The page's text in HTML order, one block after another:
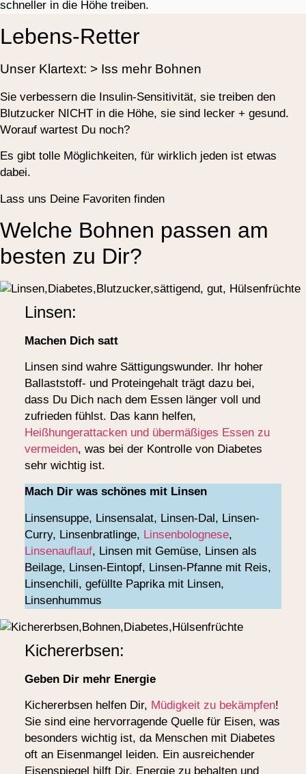
schneller in die Höhe treiben.
Lebens-Retter
Unser Klartext: > Iss mehr Bohnen
Sie verbessern die Insulin-Sensitivität, sie treiben den
Blutzucker NICHT in die Höhe, sie sind lecker + gesund.
Worauf wartest Du noch?
Es gibt tolle Möglichkeiten, für wirklich jeden ist etwas
dabei.
Lass uns Deine Favoriten finden
Welche Bohnen passen am
besten zu Dir?
Linsen:
Machen Dich satt
Linsen sind wahre Sättigungswunder. Ihr hoher
Ballaststoff- und Proteingehalt trägt dazu bei,
dass Du Dich nach dem Essen länger voll und
zufrieden fühlst. Das kann helfen,
Heißhungerattacken und übermäßiges Essen zu
vermeiden, was bei der Kontrolle von Diabetes
sehr wichtig ist.
Mach Dir was schönes mit Linsen
Linsensuppe, Linsensalat, Linsen-Dal, Linsen-
Curry, Linsenbratlinge, Linsenbolognese,
Linsenauflauf, Linsen mit Gemüse, Linsen als
Beilage, Linsen-Eintopf, Linsen-Pfanne mit Reis,
Linsenchili, gefüllte Paprika mit Linsen,
Linsenhummus
Kichererbsen:
Geben Dir mehr Energie
Kichererbsen helfen Dir, Müdigkeit zu bekämpfen!
Sie sind eine hervorragende Quelle für Eisen, was
besonders wichtig ist, da Menschen mit Diabetes
oft an Eisenmangel leiden. Ein ausreichender
Eisenspiegel hilft Dir, Energie zu behalten und